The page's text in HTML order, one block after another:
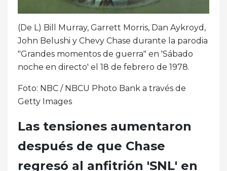
(De L) Bill Murray, Garrett Morris, Dan Aykroyd,
John Belushi y Chevy Chase durante la parodia
"Grandes momentos de guerra" en 'Sábado
noche en directo' el 18 de febrero de 1978.
Foto: NBC / NBCU Photo Bank a través de
Getty Images
Las tensiones aumentaron
después de que Chase
regresó al anfitrión 'SNL' en